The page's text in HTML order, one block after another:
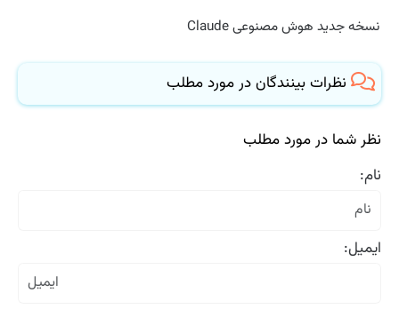
نسخه جدید هوش مصنوعی Claude
نظرات بینندگان در مورد مطلب
نظر شما در مورد مطلب
نام:
ایمیل: